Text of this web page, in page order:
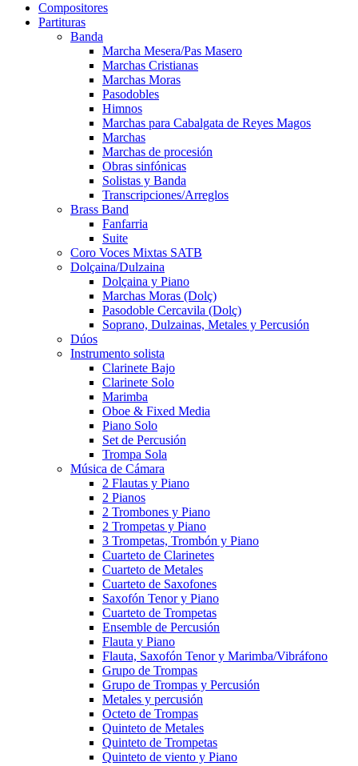
Compositores
Partituras
Banda
Marcha Mesera/Pas Masero
Marchas Cristianas
Marchas Moras
Pasodobles
Himnos
Marchas para Cabalgata de Reyes Magos
Marchas
Marchas de procesión
Obras sinfónicas
Solistas y Banda
Transcripciones/Arreglos
Brass Band
Fanfarria
Suite
Coro Voces Mixtas SATB
Dolçaina/Dulzaina
Dolçaina y Piano
Marchas Moras (Dolç)
Pasodoble Cercavila (Dolç)
Soprano, Dulzainas, Metales y Percusión
Dúos
Instrumento solista
Clarinete Bajo
Clarinete Solo
Marimba
Oboe & Fixed Media
Piano Solo
Set de Percusión
Trompa Sola
Música de Cámara
2 Flautas y Piano
2 Pianos
2 Trombones y Piano
2 Trompetas y Piano
3 Trompetas, Trombón y Piano
Cuarteto de Clarinetes
Cuarteto de Metales
Cuarteto de Saxofones
Saxofón Tenor y Piano
Cuarteto de Trompetas
Ensemble de Percusión
Flauta y Piano
Flauta, Saxofón Tenor y Marimba/Vibráfono
Grupo de Trompas
Grupo de Trompas y Percusión
Metales y percusión
Octeto de Trompas
Quinteto de Metales
Quinteto de Trompetas
Quinteto de viento y Piano